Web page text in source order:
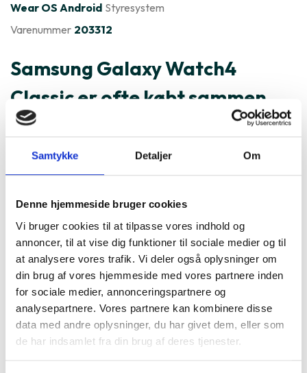
Samtykke Detaljer Om
Denne hjemmeside bruger cookies
Vi bruger cookies til at tilpasse vores indhold og
annoncer, til at vise dig funktioner til sociale medier og til
at analysere vores trafik. Vi deler også oplysninger om
din brug af vores hjemmeside med vores partnere inden
for sociale medier, annonceringspartnere og
analysepartnere. Vores partnere kan kombinere disse
data med andre oplysninger, du har givet dem, eller som
de har indsamlet fra din brug af deres tjenester.
Wear OS Android Styresystem
Varenummer 203312
Samsung Galaxy Watch4
Classic er ofte købt sammen
med
Skærmbeskyttelse Samsung
Galaxy S23+
Montering (OBS.